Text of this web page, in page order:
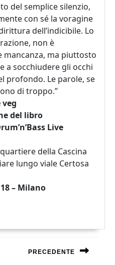
del semplice silenzio,
con sé la voragine
dell’indicibile. Lo
non è
mancanza, ma piuttosto
a socchiudere gli occhi
profondo. Le parole, se
di troppo.”
veg
del libro
Live
della Cascina
lungo viale Certosa
– Milano
PRECEDENTE